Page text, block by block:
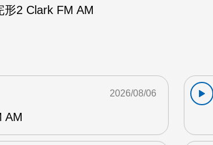
形2 Clark FM AM
AM
2026/08/06